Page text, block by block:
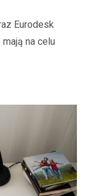
Eurodesk
na celu